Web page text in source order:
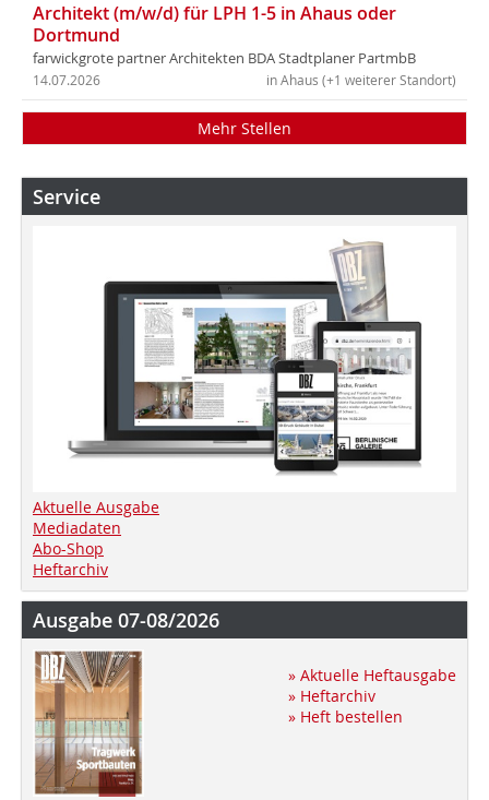
Architekt (m/w/d) für LPH 1-5 in Ahaus oder
Dortmund
farwickgrote partner Architekten BDA Stadtplaner PartmbB
in Ahaus (+1 weiterer Standort)
14.07.2026
Mehr Stellen
Service
Aktuelle Ausgabe
Mediadaten
Abo-Shop
Heftarchiv
Ausgabe 07-08/2026
» Aktuelle Heftausgabe
» Heftarchiv
» Heft bestellen